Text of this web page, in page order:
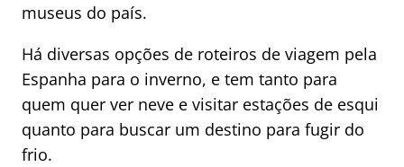
museus do país.
Há diversas opções de roteiros de viagem pela
Espanha para o inverno, e tem tanto para
quem quer ver neve e visitar estações de esqui
quanto para buscar um destino para fugir do
frio.